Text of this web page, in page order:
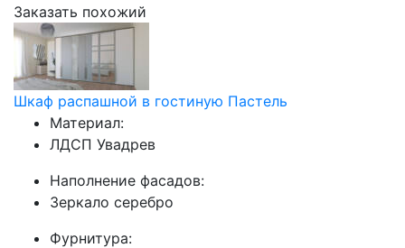
Заказать похожий
Шкаф распашной в гостиную Пастель
Материал:
ЛДСП Увадрев
Наполнение фасадов:
Зеркало серебро
Фурнитура: